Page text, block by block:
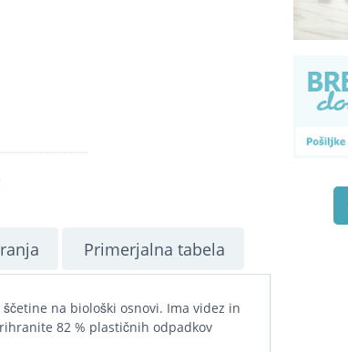
Primerjalna tabela
na biološki osnovi. Ima videz in
82 % plastičnih odpadkov